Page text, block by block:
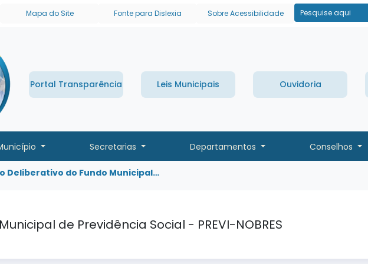
links de acessibilidade
Mapa do Site Fonte para Dislexia Sobre Acessibilidade Pesquisar
Portal Transparência Leis Municipais Ouvidoria
Secretarias Departamentos Conselhos
Deliberativo do Fundo Municipal…
de Previdência Social - PREVI-NOBRES